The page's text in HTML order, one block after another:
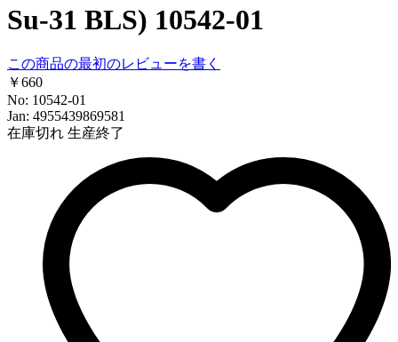
Su-31 BLS) 10542-01
この商品の最初のレビューを書く
￥660
No: 10542-01
Jan: 4955439869581
在庫切れ 生産終了